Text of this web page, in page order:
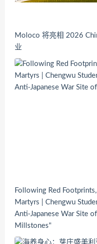
Moloco 将亮相 2026
业
Following Red
Martyrs | Chengwu
Anti-Japanese War Site
Millstones"